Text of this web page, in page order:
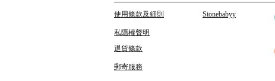
使用條款及細則 Stonebabyy
私隱權聲明
退貨條款
郵寄服務